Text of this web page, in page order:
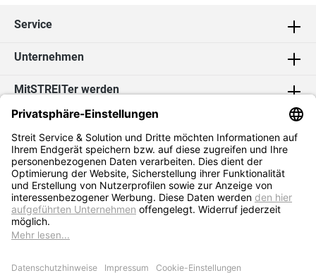
Service
Unternehmen
MitSTREITer werden
Kontakt
Social Media